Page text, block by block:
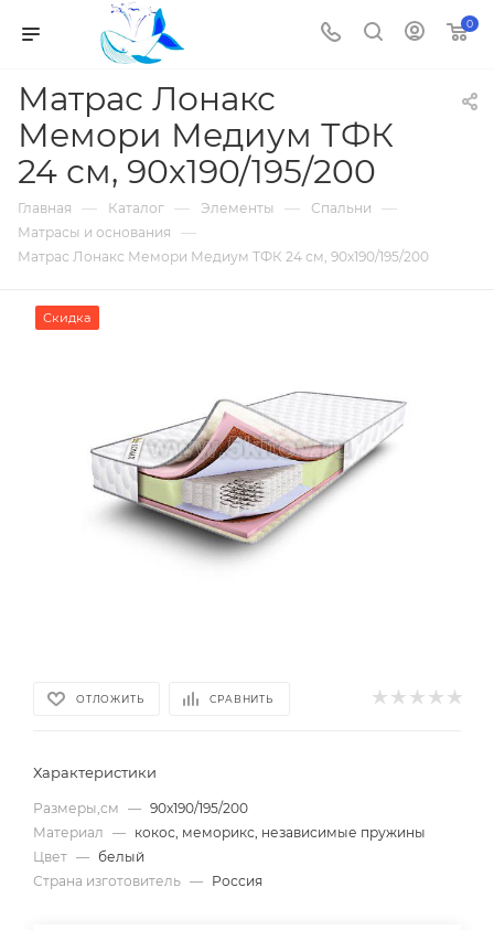
0
Матрас Лонакс
Мемори Медиум ТФК
24 см, 90х190/195/200
Главная — Каталог — Элементы — Спальни —
Матрасы и основания —
Матрас Лонакс Мемори Медиум ТФК 24 см, 90х190/195/200
Скидка
ОТЛОЖИТЬ СРАВНИТЬ
Характеристики
Размеры,см — 90х190/195/200
Материал — кокос, меморикс, независимые пружины
Цвет — белый
Страна изготовитель — Россия